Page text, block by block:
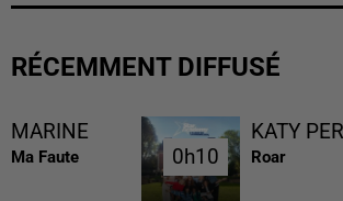
RÉCEMMENT DIFFUSÉ
MARINE
Ma Faute 0h10
0h10
KATY
Roar